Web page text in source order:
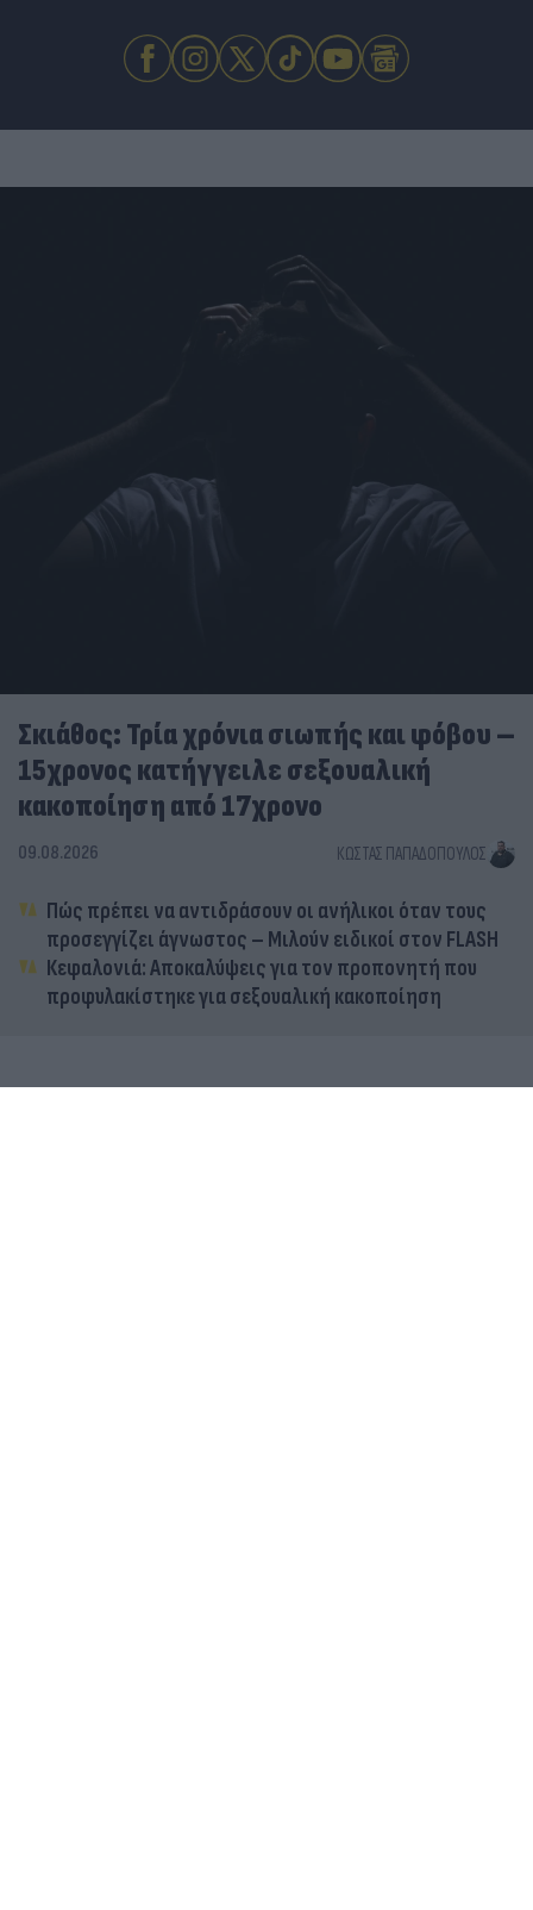
Σκιάθος: Τρία χρόνια σιωπής και φόβου –
15χρονος κατήγγειλε σεξουαλική
κακοποίηση από 17χρονο
09.08.2026 ΚΏΣΤΑΣ ΠΑΠΑΔΌΠΟΥΛΟΣ
Πώς πρέπει να αντιδράσουν οι ανήλικοι όταν τους
προσεγγίζει άγνωστος – Μιλούν ειδικοί στον FLASH
Κεφαλονιά: Αποκαλύψεις για τον προπονητή που
προφυλακίστηκε για σεξουαλική κακοποίηση